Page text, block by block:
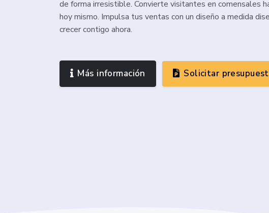
de forma irresistible. Convierte visitantes en comensales
hoy mismo. Impulsa tus ventas con un diseño a medida
crecer contigo ahora.
Más información Solicitar